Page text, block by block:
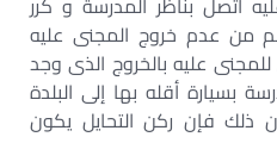
من عدم خروج المجنى عليه
للمجنى عليه بالخروج الذى وجد
بسيارة أقله بها إلى البلدة
ذلك فإن ركن التحايل يكون